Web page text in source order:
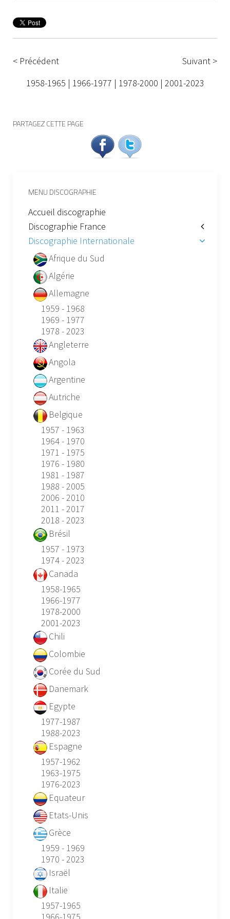
< Précédent
Suivant >
1958-1965 | 1966-1977 | 1978-2000 | 2001-2023
PARTAGEZ CETTE PAGE
MENU DISCOGRAPHIE
Accueil discographie
Discographie France
Discographie Internationale
Afrique du Sud
Algérie
Allemagne
1959 - 1968
1969 - 1977
1978 - 2023
Angleterre
Angola
Argentine
Autriche
Belgique
1957 - 1963
1964 - 1970
1971 - 1975
1976 - 1980
1981 - 1987
1988 - 2005
2006 - 2010
2011 - 2017
2018 - 2023
Brésil
1957 - 1973
1974 - 2023
Canada
1958-1965
1966-1977
1978-2000
2001-2023
Chili
Colombie
Corée du Sud
Danemark
Egypte
1977-1987
1988-2023
Espagne
1957-1962
1963-1975
1976-2023
Equateur
Etats-Unis
Grèce
1959 - 1969
1970 - 2023
Israël
Italie
1957-1965
1966-1975